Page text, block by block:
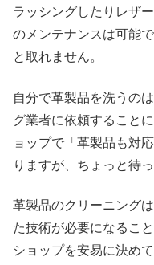
ラッシングしたりレザ
のメンテナンスは可能
と取れません。
自分で革製品を洗うの
グ業者に依頼すること
ョップで「革製品も対
りますが、ちょっと待
革製品のクリーニング
た技術が必要になるこ
ショップを安易に決め